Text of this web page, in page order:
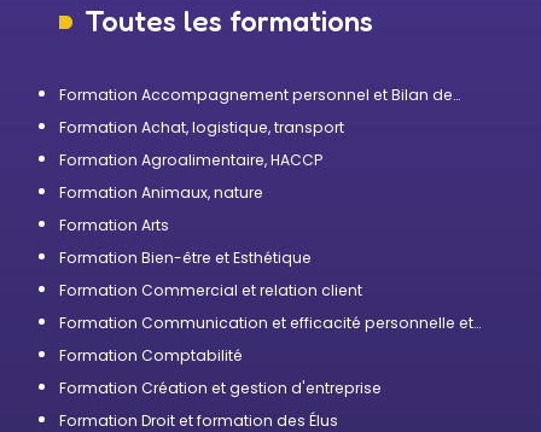
Toutes les formations
Formation Accompagnement personnel et Bilan de
Formation Achat, logistique, transport
Formation Agroalimentaire, HACCP
Formation Animaux, nature
Formation Arts
Formation Bien-être et Esthétique
Formation Commercial et relation client
Formation Communication et efficacité personnelle et
Formation Comptabilité
Formation Création et gestion d'entreprise
Formation Droit et formation des Élus